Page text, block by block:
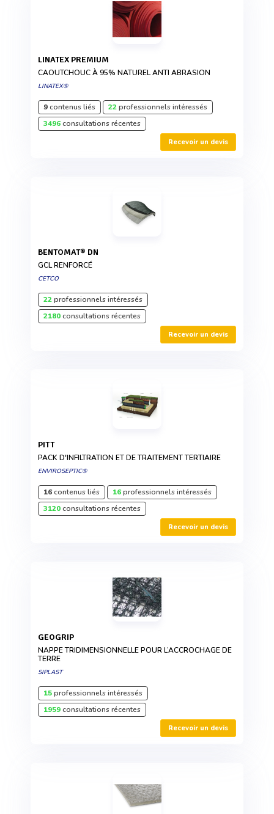
LINATEX PREMIUM
CAOUTCHOUC À 95% NATUREL ANTI ABRASION
LINATEX®
9contenus liés 22professionnels intéressés
3496consultations récentes
Recevoir un devis
BENTOMAT® DN
GCL RENFORCÉ
CETCO
22professionnels intéressés
2180consultations récentes
Recevoir un devis
PITT
PACK D'INFILTRATION ET DE TRAITEMENT TERTIAIRE
ENVIROSEPTIC®
16contenus liés 16professionnels intéressés
3120consultations récentes
Recevoir un devis
GEOGRIP
NAPPE TRIDIMENSIONNELLE POUR L’ACCROCHAGE DE
TERRE
SIPLAST
15professionnels intéressés
1959consultations récentes
Recevoir un devis